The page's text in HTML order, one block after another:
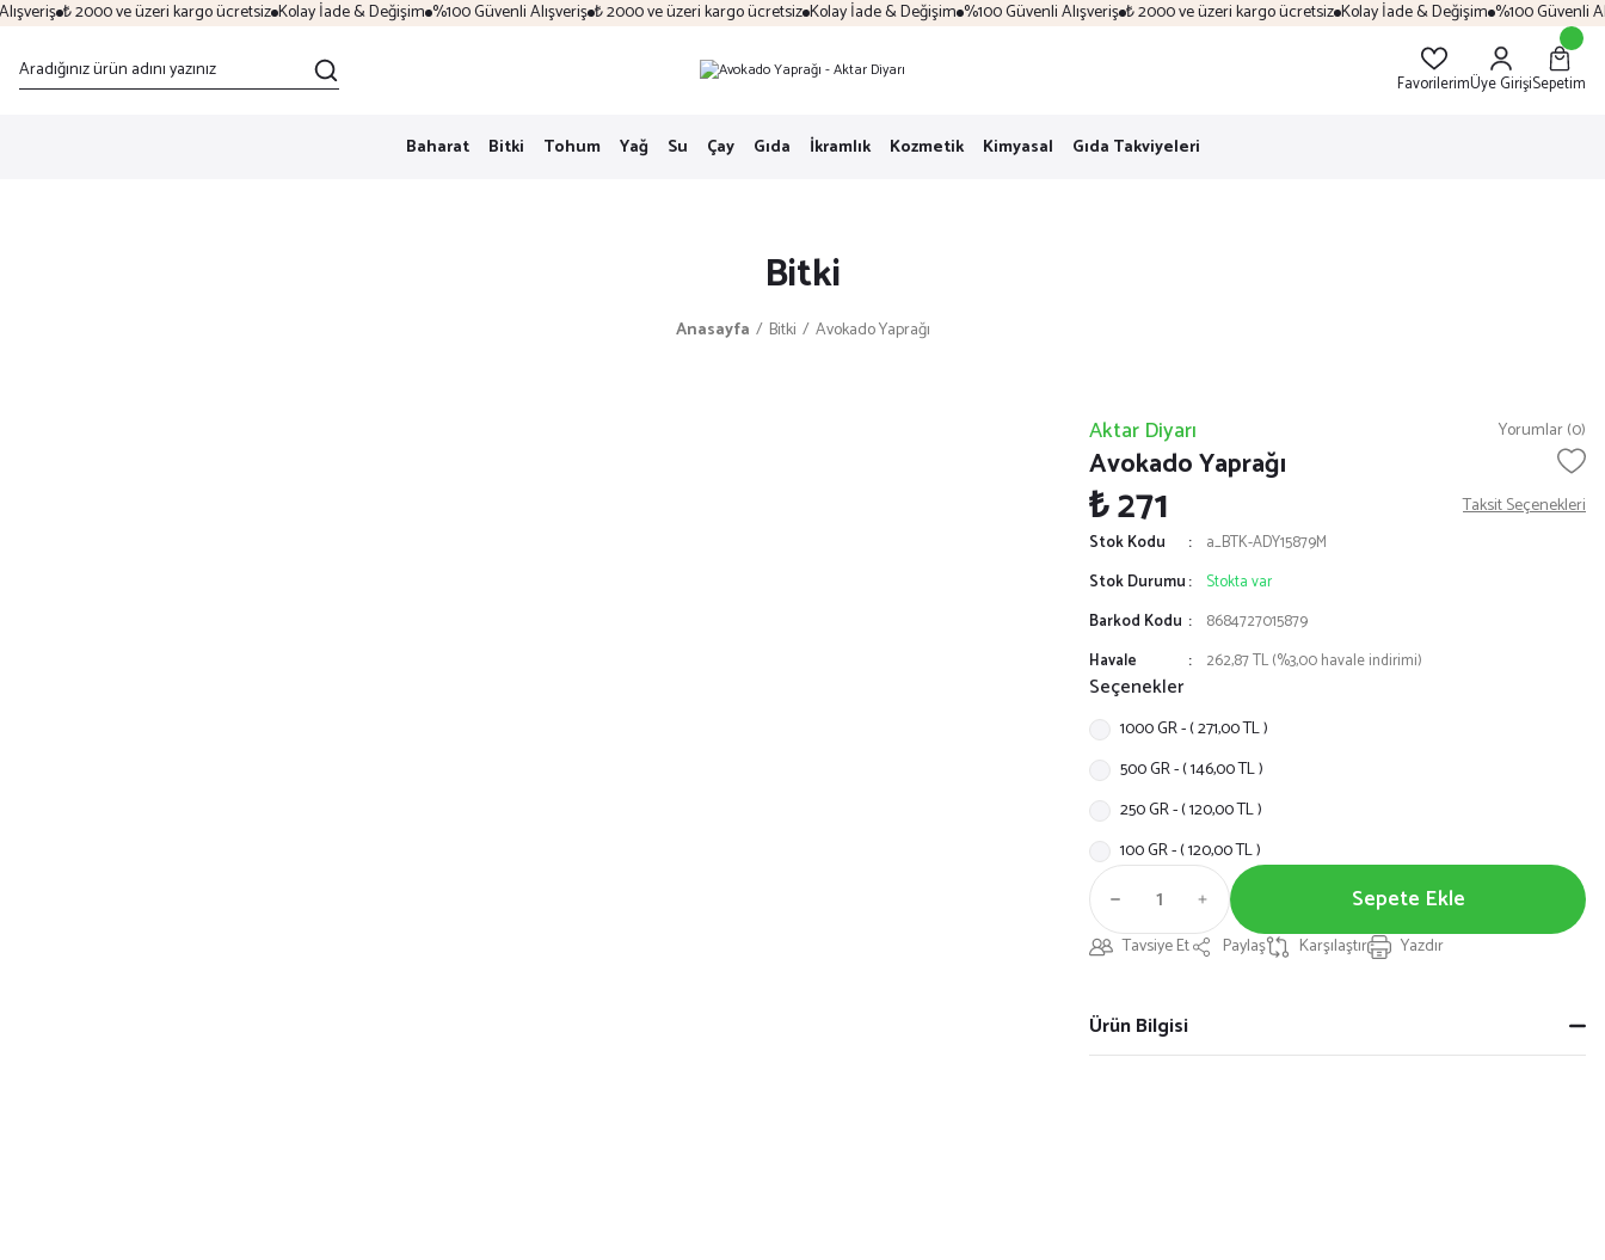
₺ 2000 ve üzeri kargo ücretsiz Kolay İade & Değişim %100 Güvenli Alışveriş ₺ 2000 ve üzeri kargo ücretsiz Kolay İade & Değişim %100 Güvenli Alışveriş ₺ 2000 ve üzeri kargo ücretsiz Kolay İade & Değişim %100 Güvenli
FavorilerimÜye GirişiSepetim
Baharat Bitki Tohum Yağ Su Çay Gıda İkramlık Kozmetik Kimyasal Gıda Takviyeleri
Bitki
Anasayfa Bitki Avokado Yaprağı
Aktar Diyarı Yorumlar (0)
Avokado Yaprağı
₺ 271 Taksit Seçenekleri
Stok Kodu
a_BTK-ADY15879M
Stok Durumu
Stokta var
Barkod Kodu
8684727015879
Havale
262,87 TL (%3,00 havale indirimi)
Seçenekler
1000 GR - ( 271,00 TL )
500 GR - ( 146,00 TL )
250 GR - ( 120,00 TL )
100 GR - ( 120,00 TL )
Sepete Ekle
Tavsiye Et Paylaş Karşılaştır Yazdır
Ürün Bilgisi